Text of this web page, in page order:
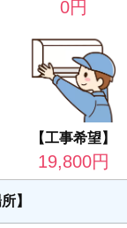
0円
【工事希望】
19,800円
】